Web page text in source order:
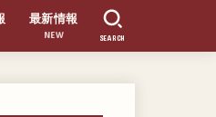
最新情報
NEW SEARCH